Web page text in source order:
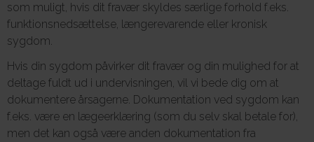
som muligt, hvis dit fravær skyldes særlige forhold f.eks.
funktionsnedsættelse, længerevarende eller kronisk
sygdom.
Hvis din sygdom påvirker dit fravær og din mulighed for at
deltage fuldt ud i undervisningen, vil vi bede dig om at
dokumentere årsagerne. Dokumentation ved sygdom kan
f.eks. være en lægeerklæring (som du selv skal betale for),
men det kan også være anden dokumentation fra